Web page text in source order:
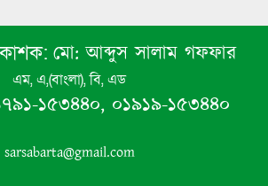
সংসদের বিশেষ অধিবেশন ডাকা হচ্ছে
মুখোমুখি হতে চান সাকিব
মো: আব্দুস সালাম গফফার
এম, এ,(বাংলা), বি, এড
১৫৩৪৪০, ০১৯১৯-১৫৩৪৪০
sarsabarta@gmail.com